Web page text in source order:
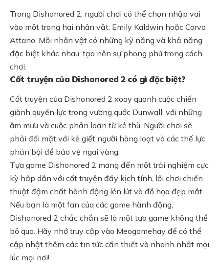
Trong Dishonored 2, người chơi có thể chọn nhập vai
vào một trong hai nhân vật: Emily Kaldwin hoặc Corvo
Attano. Mỗi nhân vật có những kỹ năng và khả năng
đặc biệt khác nhau, tạo nên sự phong phú trong cách
chơi.
Cốt truyện của Dishonored 2 có gì đặc biệt?
Cốt truyện của Dishonored 2 xoay quanh cuộc chiến
giành quyền lực trong vương quốc Dunwall, với những
âm mưu và cuộc phản loạn từ kẻ thù. Người chơi sẽ
phải đối mặt với kẻ giết người hàng loạt và các thế lực
phản bội để bảo vệ ngai vàng.
Tựa game Dishonored 2 mang đến một trải nghiệm cực
kỳ hấp dẫn với cốt truyện đầy kịch tính, lối chơi chiến
thuật đậm chất hành động lén lút và đồ họa đẹp mắt.
Nếu bạn là một fan của các game hành động,
Dishonored 2 chắc chắn sẽ là một tựa game không thể
bỏ qua. Hãy nhớ truy cập vào Meogamehay để có thể
cập nhật thêm các tin tức cần thiết và nhanh nhất mọi
lúc mọi nơi!